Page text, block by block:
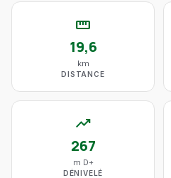
straighten
19,6
km
DISTANCE
trending_up
267
m D+
DÉNIVELÉ